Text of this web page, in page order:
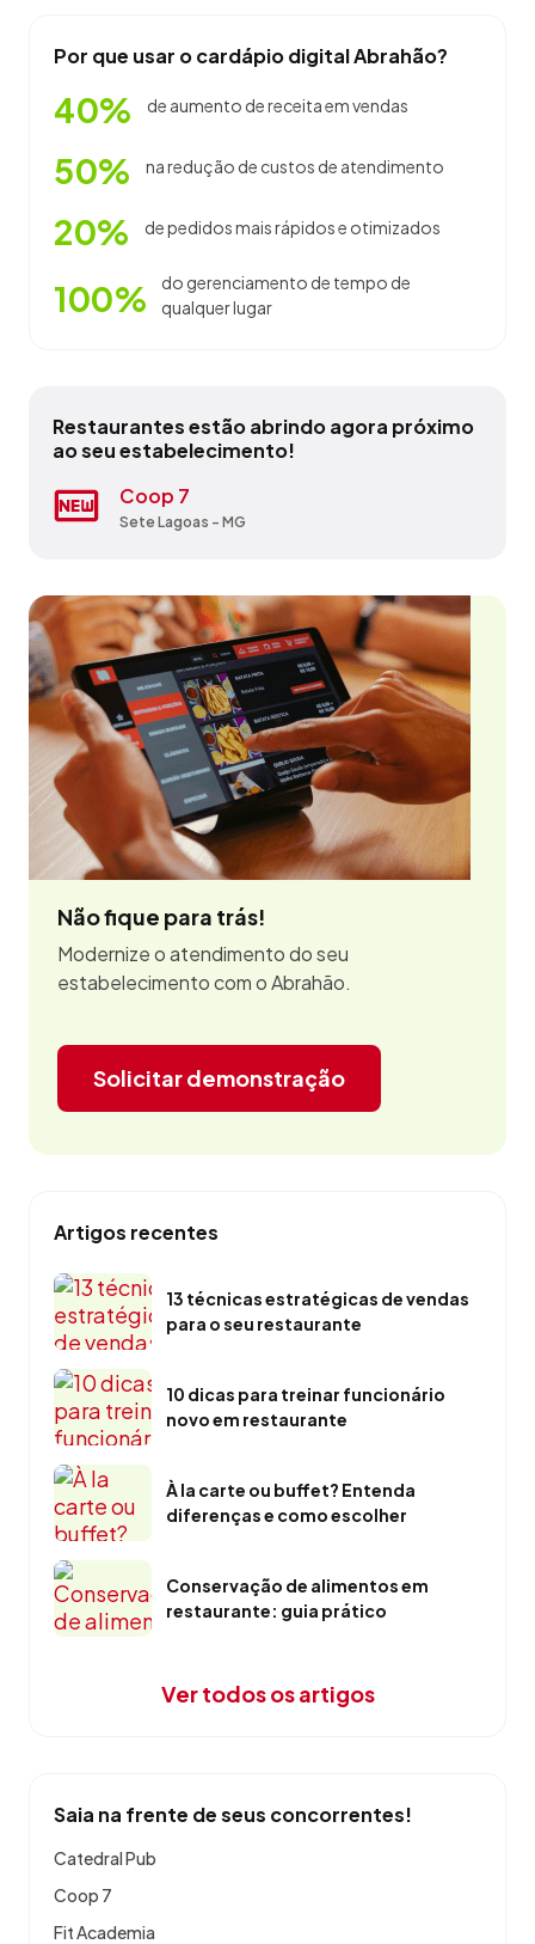
Por que usar o cardápio digital Abrahão?
40% de aumento de receita em vendas
50% na redução de custos de atendimento
20% de pedidos mais rápidos e otimizados
100%
do gerenciamento de tempo de
qualquer lugar
Restaurantes estão abrindo agora próximo
ao seu estabelecimento!
Catedral Pub
Diamantina - MG
Coop 7
Sete Lagoas - MG
Fit Academia
Monte Carmelo - MG
Girassol Restaurante & Lanchonete
Capelinha - MG
Momo Confeitaria - Epp
Belo Horizonte - MG
Nc Intercambio E Turismo
Varginha - MG
Restaurante E Lachonete Sabor
Mineiro
Restaurante Paulista Centro
Contagem - MG
Tele Pizza Tarantela
Diamantina - MG
Toca Do Mineiro
Sapucaí-Mirim - MG
Não fique para trás!
Modernize o atendimento do seu
estabelecimento com o Abrahão.
Solicitar demonstração
Artigos recentes
13 técnicas estratégicas de vendas
para o seu restaurante
10 dicas para treinar funcionário
novo em restaurante
À la carte ou buffet? Entenda
diferenças e como escolher
Conservação de alimentos em
restaurante: guia prático
Ver todos os artigos
Saia na frente de seus concorrentes!
Catedral Pub
Coop 7
Fit Academia